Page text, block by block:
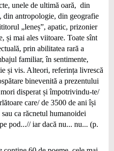
unele de ultimă oară, din
antropologie, din geografie
„leneș”, apatic, prizonier
și mai ales viitoare. Toate sînt
prin abilitatea rară a
familiar, în sentimente,
și vis. Alteori, referința livrescă
binevenită a prezentului
disperat și împotrivindu‑te/
care/ de 3500 de ani își
ca răcnetul humanoidei
pod...// iar dacă nu... nu... (p.